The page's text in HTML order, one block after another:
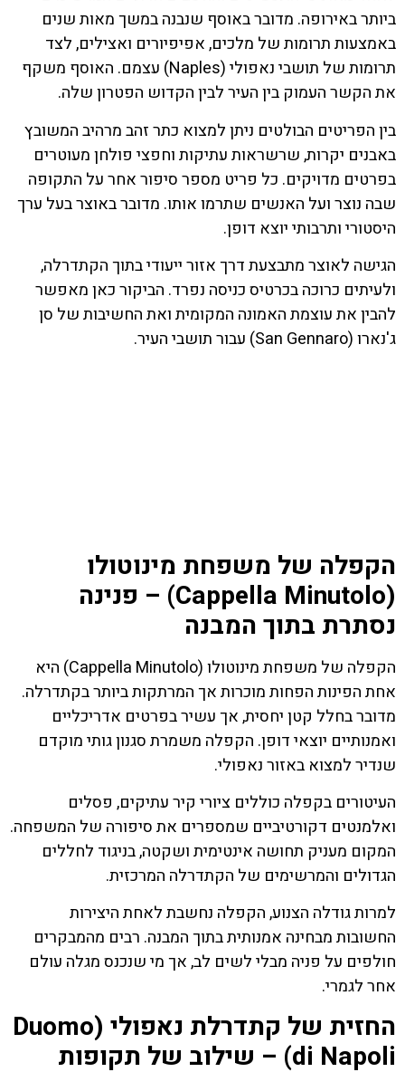
ביותר באירופה. מדובר באוסף שנבנה במשך מאות שנים
באמצעות תרומות של מלכים, אפיפיורים ואצילים, לצד
תרומות של תושבי נאפולי (Naples) עצמם. האוסף משקף
את הקשר העמוק בין העיר לבין הקדוש הפטרון שלה.
בין הפריטים הבולטים ניתן למצוא כתר זהב מרהיב המשובץ
באבנים יקרות, שרשראות עתיקות וחפצי פולחן מעוטרים
בפרטים מדויקים. כל פריט מספר סיפור אחר על התקופה
שבה נוצר ועל האנשים שתרמו אותו. מדובר באוצר בעל ערך
היסטורי ותרבותי יוצא דופן.
הגישה לאוצר מתבצעת דרך אזור ייעודי בתוך הקתדרלה,
ולעיתים כרוכה בכרטיס כניסה נפרד. הביקור כאן מאפשר
להבין את עוצמת האמונה המקומית ואת החשיבות של סן
ג'נארו (San Gennaro) עבור תושבי העיר.
הקפלה של משפחת מינוטולו
(Cappella Minutolo) – פנינה
נסתרת בתוך המבנה
הקפלה של משפחת מינוטולו (Cappella Minutolo) היא
אחת הפינות הפחות מוכרות אך המרתקות ביותר בקתדרלה.
מדובר בחלל קטן יחסית, אך עשיר בפרטים אדריכליים
ואמנותיים יוצאי דופן. הקפלה משמרת סגנון גותי מוקדם
שנדיר למצוא באזור נאפולי.
העיטורים בקפלה כוללים ציורי קיר עתיקים, פסלים
ואלמנטים דקורטיביים שמספרים את סיפורה של המשפחה.
המקום מעניק תחושה אינטימית ושקטה, בניגוד לחללים
הגדולים והמרשימים של הקתדרלה המרכזית.
למרות גודלה הצנוע, הקפלה נחשבת לאחת היצירות
החשובות מבחינה אמנותית בתוך המבנה. רבים מהמבקרים
חולפים על פניה מבלי לשים לב, אך מי שנכנס מגלה עולם
אחר לגמרי.
החזית של קתדרלת נאפולי (Duomo
di Napoli) – שילוב של תקופות